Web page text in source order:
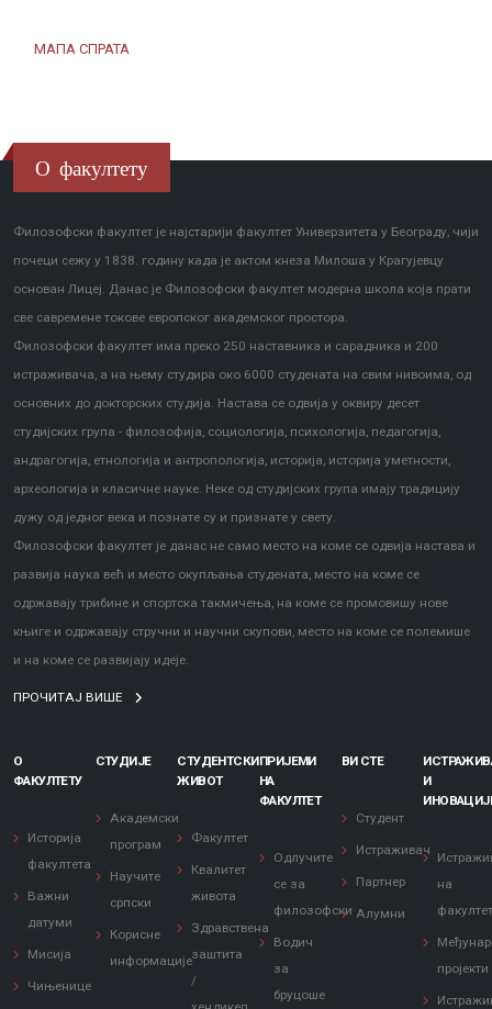
МАПА СПРАТА
О факултету
Филозофски факултет је најстарији факултет Универзитета у Београду, чији
почеци сежу у 1838. годину када је актом кнеза Милоша у Крагујевцу
основан Лицеј. Данас је Филозофски факултет модерна школа која прати
све савремене токове европског академског простора.
Филозофски факултет има преко 250 наставника и сарадника и 200
истраживача, а на њему студира око 6000 студената на свим нивоима, од
основних до докторских студија. Настава се одвија у оквиру десет
студијских група - филозофија, социологија, психологија, педагогија,
андрагогија, етнологија и антропологија, историја, историја уметности,
археологија и класичне науке. Неке од студијских група имају традицију
дужу од једног века и познате су и признате у свету.
Филозофски факултет је данас не само место на коме се одвија настава и
развија наука већ и место окупљања студената, место на коме се
одржавају трибине и спортска такмичења, на коме се промовишу нове
књиге и одржавају стручни и научни скупови, место на коме се полемише
и на коме се развијају идеје.
ПРОЧИТАЈ ВИШЕ
О
ФАКУЛТЕТУ
Историја
факултета
Важни
датуми
Мисија
Чињенице
СТУДИЈЕ
Академски
програм
Научите
српски
Корисне
информације
СТУДЕНТСКИ
ЖИВОТ
Факултет
Квалитет
живота
Здравствена
заштита
/
ПРИЈЕМИ
НА
ФАКУЛТЕТ
Одлучите
се за
филозофски
Водич
за
бруцоше
ВИ СТЕ
Студент
Истраживач
Партнер
Алумни
И
на
пројекти